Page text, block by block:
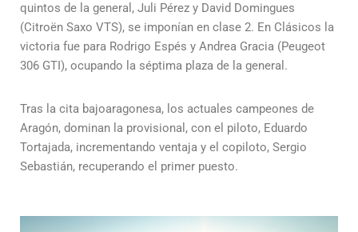
quintos de la general, Juli Pérez y David Domingues
(Citroën Saxo VTS), se imponían en clase 2. En Clásicos la
victoria fue para Rodrigo Espés y Andrea Gracia (Peugeot
306 GTI), ocupando la séptima plaza de la general.
Tras la cita bajoaragonesa, los actuales campeones de
Aragón, dominan la provisional, con el piloto, Eduardo
Tortajada, incrementando ventaja y el copiloto, Sergio
Sebastián, recuperando el primer puesto.